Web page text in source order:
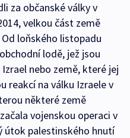
za občanské války v
velkou část země
loňského listopadu
lodě, jež jsou
nebo země, které jej
reakcí na válku Izraele v
některé země
vojenskou operaci v
útok palestinského hnutí